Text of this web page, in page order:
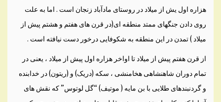
هزاره اول يش از ميلاد در روستای مادآباد زنجان است . اما به علت
روی دادن جنگهای ممتد منطقه ای(در قرن های هفتم و هشتم پيش از
ميلاد ) تمدن در اين منطقه به شکوفايی درخور دست نيافته است .
از قرن هفتم پيش از ميلاد تا اواخر هزاره اول پيش از ميلاد ، يعنی در
تمام دوران شاهنشاهی هخامنشی ، سکه (دريک) و (ريتون) در خدابنده
و گردنبندهای طلايی با بن مايه ( موتيف) “گل لوتوس” که نقش های